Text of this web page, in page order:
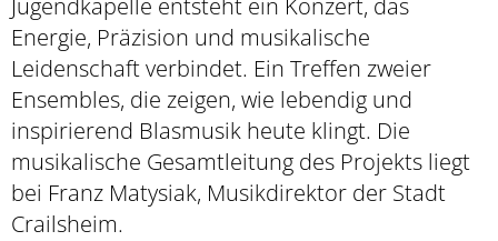
Jugendkapelle entsteht ein Konzert, das
Energie, Präzision und musikalische
Leidenschaft verbindet. Ein Treffen zweier
Ensembles, die zeigen, wie lebendig und
inspirierend Blasmusik heute klingt. Die
musikalische Gesamtleitung des Projekts liegt
bei Franz Matysiak, Musikdirektor der Stadt
Crailsheim.